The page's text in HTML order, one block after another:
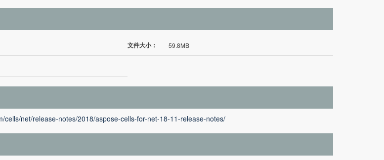
文件大小： 59.8MB
cells/net/release-notes/2018/aspose-cells-for-net-18-11-release-notes/